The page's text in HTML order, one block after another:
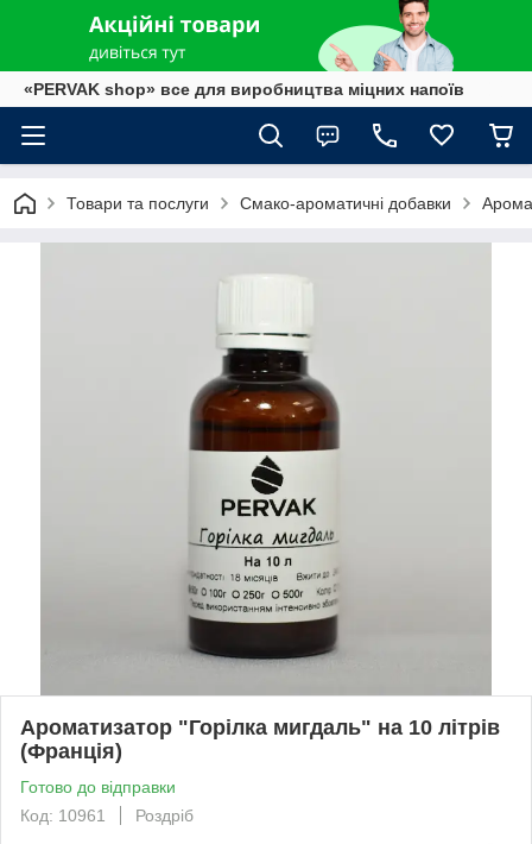
«PERVAK shop» все для виробництва міцних напоїв
Товари та послуги Смако-ароматичні добавки
Ароматизатор "Горілка мигдаль" на 10 літрів
(Франція)
Готово до відправки
Код: 10961
Роздріб